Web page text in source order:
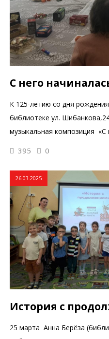
С него
К 125-летию со дня
библиотеке ул.
музыкальная композиция «С
395 0
26.03.2025
История с
25 марта Анна Берёза